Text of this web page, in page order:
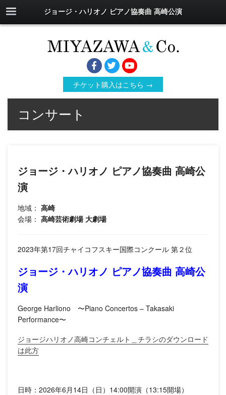
ジョージ・ハリオノ ピアノ協奏曲 高崎公演
チケット購入はこちら →
コンサート
ジョージ・ハリオノ ピアノ協奏曲 高崎公
演
地域： 高崎
会場： 高崎芸術劇場 大劇場
2023年第17回チャイコフスキー国際コンクール 第２位
ジョージ・ハリオノ ピアノ協奏曲 高崎公
演
George Harliono 〜Piano Concertos – Takasaki
Performance〜
ジョージハリオノ高崎コンチェルト＿チラシのダウンロード
は此方
日時：2026年6月14日（日）14:00開演（13:15開場）